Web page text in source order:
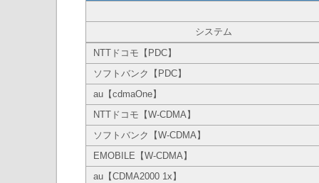
システム
NTTドコモ【PDC】
ソフトバンク【PDC】
au【cdmaOne】
NTTドコモ【W-CDMA】
ソフトバンク【W-CDMA】
EMOBILE【W-CDMA】
au【CDMA2000 1x】